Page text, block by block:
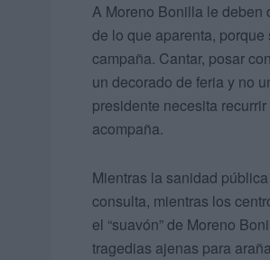
A Moreno Bonilla le deben
de lo que aparenta,
campaña. Cantar, posar
un decorado de feria y no
presidente necesita
acompaña.
Mientras la sanidad
consulta, mientras los
el “suavón” de Moreno
tragedias ajenas para